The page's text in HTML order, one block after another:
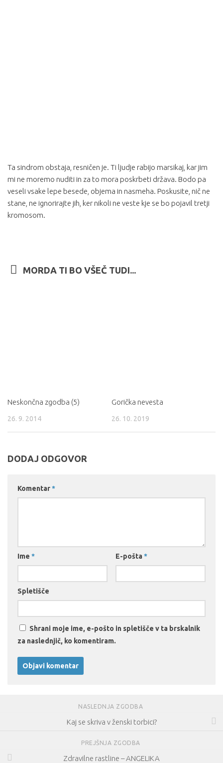
Ta sindrom obstaja, resničen je. Ti ljudje rabijo marsikaj, kar jim
mi ne moremo nuditi in za to mora poskrbeti država. Bodo pa
veseli vsake lepe besede, objema in nasmeha. Poskusite, nič ne
stane, ne ignorirajte jih, ker nikoli ne veste kje se bo pojavil tretji
kromosom.
MORDA TI BO VŠEČ TUDI...
Neskončna zgodba (5)
26. 9. 2014
Gorička nevesta
26. 10. 2019
DODAJ ODGOVOR
Komentar*
Ime * E-pošta *
Spletišče
Shrani moje ime, e-pošto in spletišče v ta brskalnik
za naslednjič, ko komentiram.
NASLEDNJA ZGODBA
Kaj se skriva v ženski torbici?
PREJŠNJA ZGODBA
Zdravilne rastline – ANGELIKA